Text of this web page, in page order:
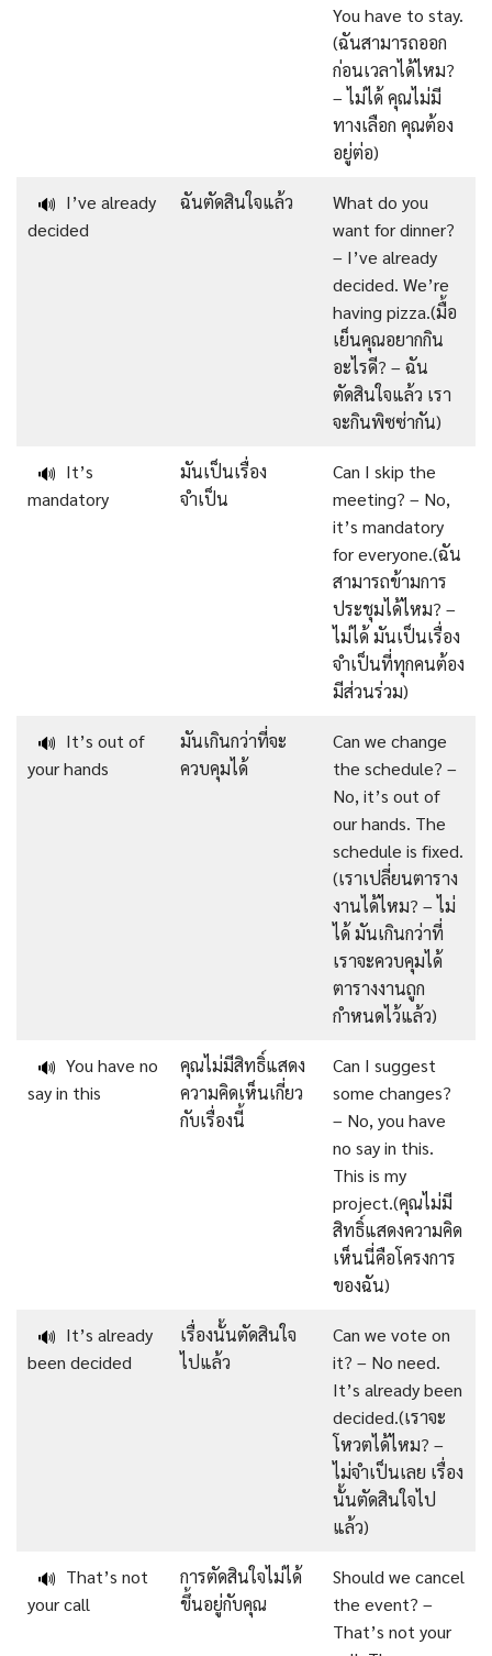
You have to stay.
(ฉันสามารถออก
ก่อนเวลาได้ไหม?
– ไม่ได้ คุณไม่มี
ทางเลือก คุณต้อง
อยู่ต่อ)
🔊 I’ve already
decided
ฉันตัดสินใจแล้ว
What do you
want for dinner?
– I’ve already
decided. We’re
having pizza.(มื้อ
เย็นคุณอยากกิน
อะไรดี? – ฉัน
ตัดสินใจแล้ว เรา
จะกินพิซซ่ากัน)
🔊 It’s
mandatory
มันเป็นเรื่อง
จำเป็น
Can I skip the
meeting? – No,
it’s mandatory
for everyone.(ฉัน
สามารถข้ามการ
ประชุมได้ไหม? –
ไม่ได้ มันเป็นเรื่อง
จำเป็นที่ทุกคนต้อง
มีส่วนร่วม)
🔊 It’s out of
your hands
มันเกินกว่าที่จะ
ควบคุมได้
Can we change
the schedule? –
No, it’s out of
our hands. The
schedule is fixed.
(เราเปลี่ยนตาราง
งานได้ไหม? – ไม่
ได้ มันเกินกว่าที่
เราจะควบคุมได้
ตารางงานถูก
กำหนดไว้แล้ว)
🔊 You have no
say in this
คุณไม่มีสิทธิ์แสดง
ความคิดเห็นเกี่ยว
กับเรื่องนี้
Can I suggest
some changes?
– No, you have
no say in this.
This is my
project.(คุณไม่มี
สิทธิ์แสดงความคิด
เห็นนี่คือโครงการ
ของฉัน)
🔊 It’s already
been decided
เรื่องนั้นตัดสินใจ
ไปแล้ว
Can we vote on
it? – No need.
It’s already been
decided.(เราจะ
โหวตได้ไหม? –
ไม่จำเป็นเลย เรื่อง
นั้นตัดสินใจไป
แล้ว)
🔊 That’s not
your call
การตัดสินใจไม่ได้
ขึ้นอยู่กับคุณ
Should we cancel
the event? –
That’s not your